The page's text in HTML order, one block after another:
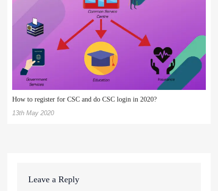
How to register for CSC and do CSC login in 2020?
13th May 2020
Leave a Reply